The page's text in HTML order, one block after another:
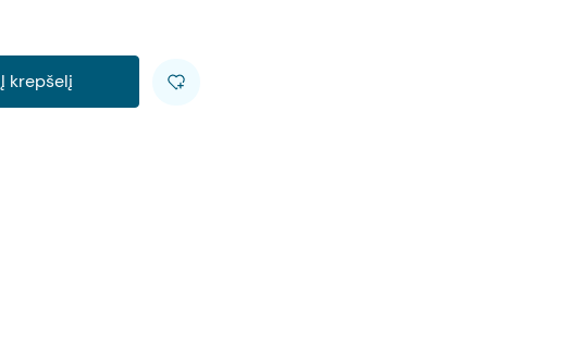
Į krepšelį